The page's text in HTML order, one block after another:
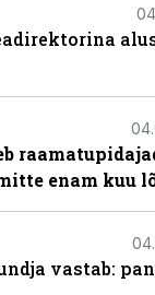
enam kuu
vastab: